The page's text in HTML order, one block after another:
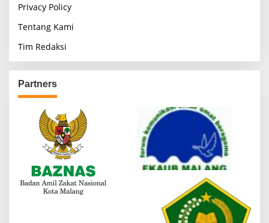
Privacy Policy
Tentang Kami
Tim Redaksi
Partners